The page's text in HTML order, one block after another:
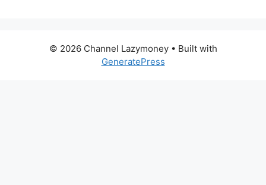
© 2026 Channel Lazymoney• Built with
GeneratePress